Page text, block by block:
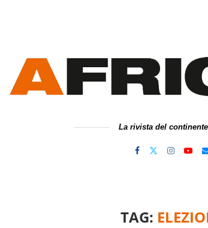
La rivista del
TAG: